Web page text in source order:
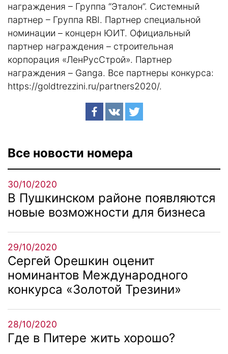
награждения – Группа “Эталон”. Системный
партнер – Группа RBI. Партнер специальной
номинации – концерн ЮИТ. Официальный
партнер награждения – строительная
корпорация «ЛенРусСтрой». Партнер
награждения – Ganga. Все партнеры конкурса:
https://goldtrezzini.ru/partners2020/.
Все новости номера
30/10/2020
В Пушкинском районе появляются
новые возможности для бизнеса
29/10/2020
Сергей Орешкин оценит
номинантов Международного
конкурса «Золотой Трезини»
28/10/2020
Где в Питере жить хорошо?